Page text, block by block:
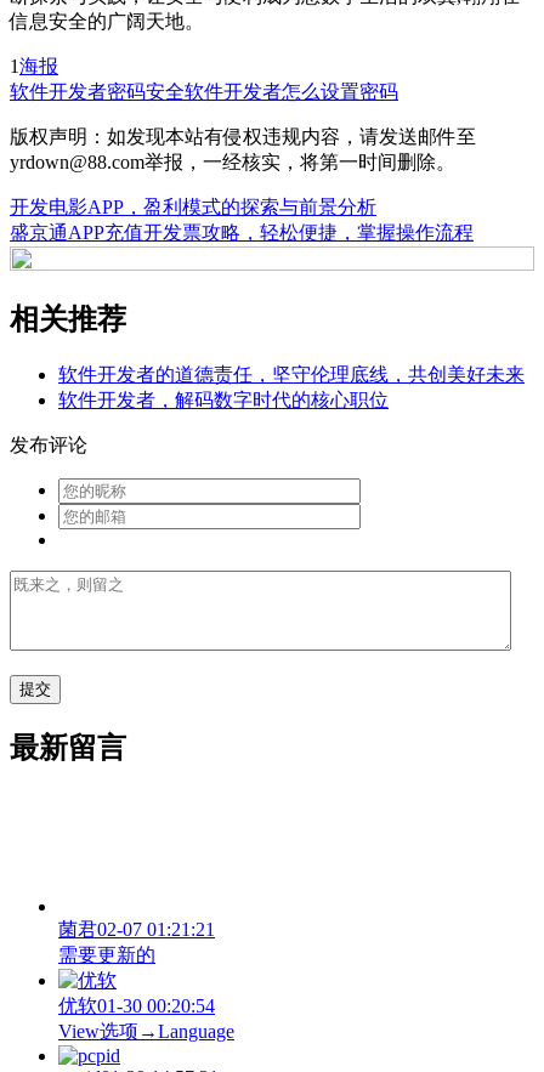
信息安全的广阔天地。
1海报
软件开发者密码安全软件开发者怎么设置密码
版权声明：如发现本站有侵权违规内容，请发送邮件至
yrdown@88.com举报，一经核实，将第一时间删除。
开发电影APP，盈利模式的探索与前景分析
盛京通APP充值开发票攻略，轻松便捷，掌握操作流程
相关推荐
软件开发者的道德责任，坚守伦理底线，共创美好未来
软件开发者，解码数字时代的核心职位
发布评论
最新留言
菌君02-07 01:21:21
需要更新的
优软01-30 00:20:54
View‌选项→Language